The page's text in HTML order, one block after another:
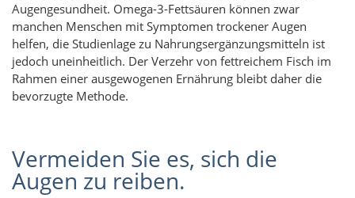
Augengesundheit. Omega-3-Fettsäuren können zwar
manchen Menschen mit Symptomen trockener Augen
helfen, die Studienlage zu Nahrungsergänzungsmitteln ist
jedoch uneinheitlich. Der Verzehr von fettreichem Fisch im
Rahmen einer ausgewogenen Ernährung bleibt daher die
bevorzugte Methode.
Vermeiden Sie es, sich die
Augen zu reiben.